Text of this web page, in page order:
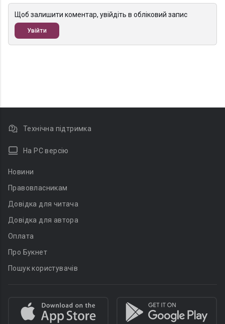
Щоб залишити коментар, увійдіть в обліковий запис
Увійти
Технічна підтримка
На PC версію
Новини
Правовласникам
Довідка для читача
Довідка для автора
Оплата
Про Букнет
Пошук користувачів